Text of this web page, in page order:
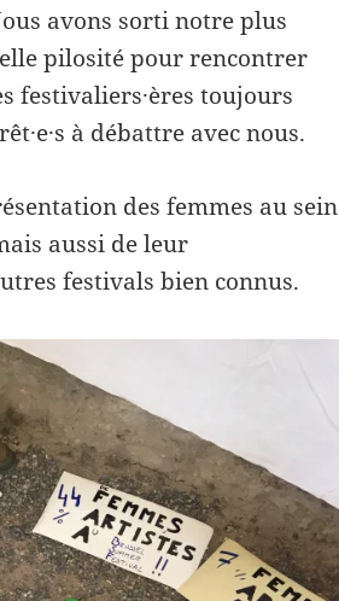
avons sorti notre plus
pilosité pour rencontrer
festivaliers·ères toujours
à débattre avec nous.
des femmes au sein
aussi de leur
festivals bien connus.